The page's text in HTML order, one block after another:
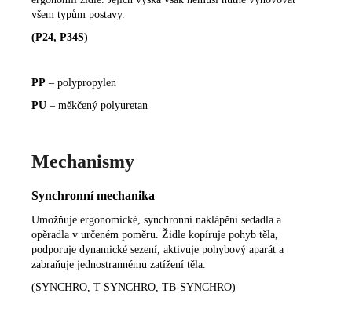
všem typům postavy.
(P24, P34S)
PP – polypropylen
PU – měkčený polyuretan
Mechanismy
Synchronní mechanika
Umožňuje ergonomické, synchronní naklápění sedadla a
opěradla v určeném poměru. Židle kopíruje pohyb těla,
podporuje dynamické sezení, aktivuje pohybový aparát a
zabraňuje jednostrannému zatížení těla.
(SYNCHRO, T-SYNCHRO, TB-SYNCHRO)